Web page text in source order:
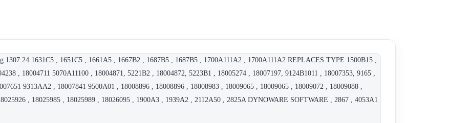
24 1631C5 , 1651C5 , 1661A5 , 1667B2 , 1687B5 , 1687B5 , 1700A111A2 , 1700A111A2 REPLACES TYPE 1500B15 ,
, 18004711 5070A11100 , 18004871, 5221B2 , 18004872, 5223B1 , 18005274 , 18007197, 9124B1011 , 18007353, 9165 ,
9313AA2 , 18007841 9500A01 , 18008896 , 18008896 , 18008983 , 18009065 , 18009065 , 18009072 , 18009088 ,
, 18025985 , 18025989 , 18026095 , 1900A3 , 1939A2 , 2112A50 , 2825A DYNOWARE SOFTWARE , 2867 , 4053A1